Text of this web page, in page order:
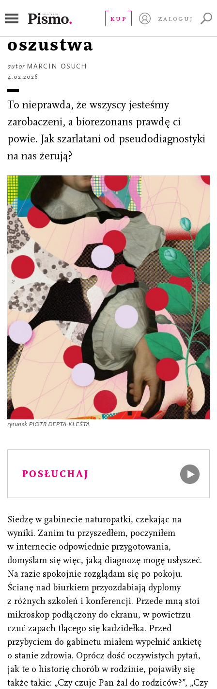
KUP ZALOGUJ
Biorezonans i inne
oszustwa
autor MARCIN OSUCH
4.02.2026
To nieprawda, że wszyscy jesteśmy
zarobaczeni, a biorezonans prawdę ci
powie. Jak szarlatani od pseudodiagnostyki
na nas żerują?
rysunek PIOTR DEPTA-KLEŚTA
POSŁUCHAJ
Siedzę w gabinecie naturopatki, czekając na
wyniki. Zanim tu przyszedłem, poczyniłem
w internecie odpowiednie przygotowania,
domyślam się więc, jaką diagnozę mogę usłyszeć.
Na razie spokojnie rozglądam się po pokoju.
Ścianę nad biurkiem przyozdabiają dyplomy
z różnych szkoleń i konferencji. Przede mną stoi
mikroskop podłączony do ekranu, w powietrzu
czuć zapach tlącego się kadzidełka. Przed
przybyciem do gabinetu miałem wypełnić ankietę
o stanie zdrowia. Oprócz dość oczywistych pytań,
jak te o historię chorób w rodzinie, pojawiły się
także takie: „Czy czuje Pan żal do rodziców?”, „Czy